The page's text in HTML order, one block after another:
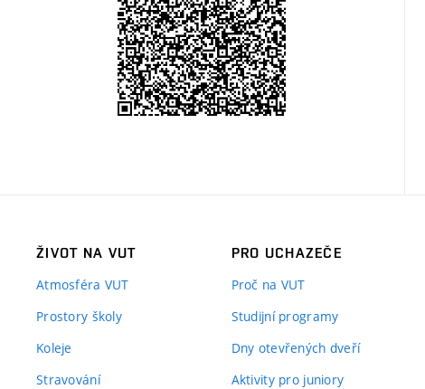
ŽIVOT NA VUT
Atmosféra VUT
Prostory školy
Koleje
Stravování
PRO UCHAZEČE
Proč na VUT
Studijní programy
Dny otevřených dveří
Aktivity pro juniory